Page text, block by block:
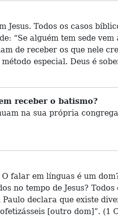
Jesus. Todos os casos
“Se alguém tem sede
de receber os que nele
especial. Deus é
receber o batismo?
na sua própria
falar em línguas é um
no tempo de Jesus?
declara que existe
[outro dom]”.